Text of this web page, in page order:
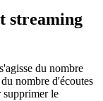
streaming
du nombre
nombre d'écoutes
supprimer le